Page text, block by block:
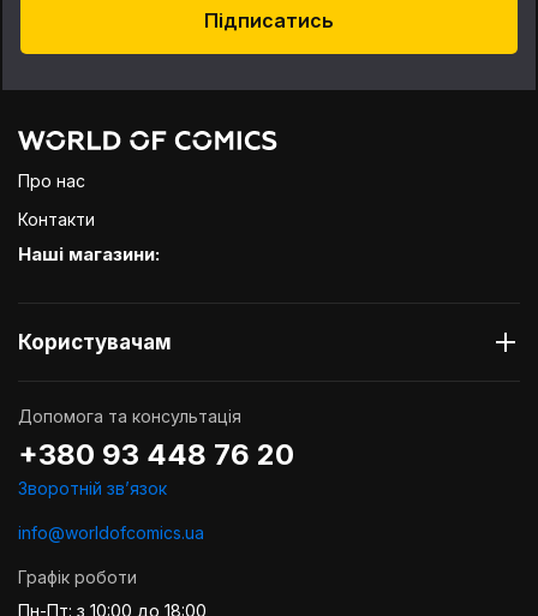
Підписатись
Про нас
Контакти
Наші магазини:
Користувачам
Допомога та консультація
+380 93 448 76 20
Зворотній звʼязок
info@worldofcomics.ua
Графік роботи
Пн-Пт: з 10:00 до 18:00